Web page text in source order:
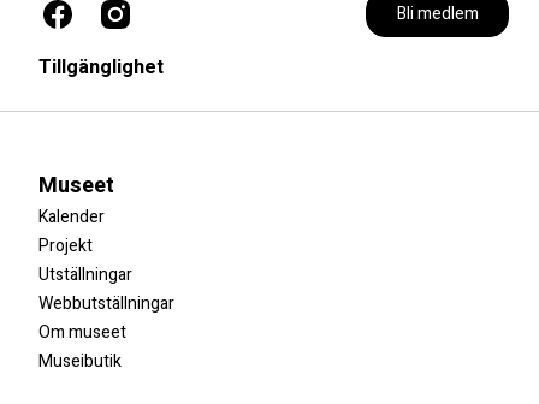
Bli medlem
Tillgänglighet
Museet
Kalender
Projekt
Utställningar
Webbutställningar
Om museet
Museibutik